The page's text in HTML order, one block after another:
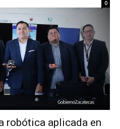
0
robótica aplicada en